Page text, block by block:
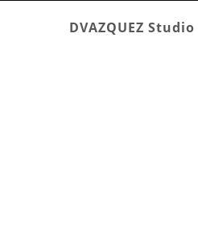
DVAZQUEZ Studio